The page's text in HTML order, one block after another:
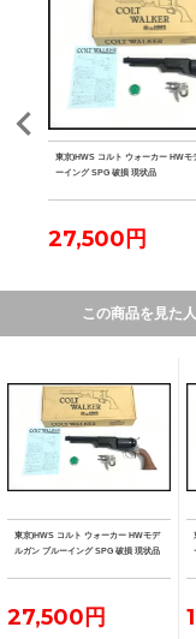
東京)HWS コルト ウォーカー HWモ
ーイング SPG 破損 現状品
27,500円
この商品を見た
東京)HWS コルト ウォーカー HWモデ
ルガン ブルーイング SPG 破損 現状品
27,500円